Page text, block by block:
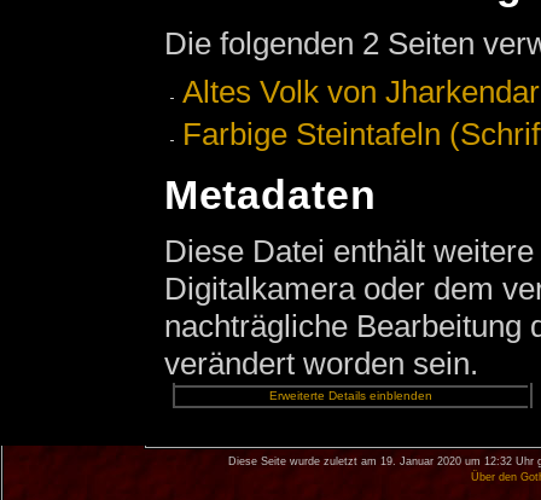
Die folgenden 2 Seiten
Altes Volk von Jharkendar
Farbige Steintafeln
Metadaten
Diese Datei enthält
Digitalkamera oder dem
nachträgliche Bearbeitung
verändert worden sein.
Erweiterte Details einblenden
Diese Seite wurde zuletzt am 19. Januar 2020 um 12:32 Uhr
Über den